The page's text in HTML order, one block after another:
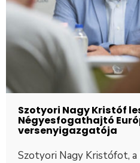
Szotyori Nagy Kristóf
Négyesfogathajtó
versenyigazgatója
Szotyori Nagy Kristófot,